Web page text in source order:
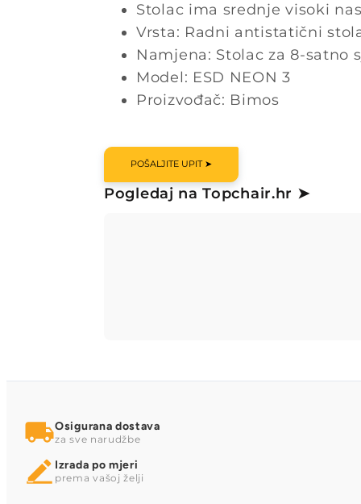
Stolac ima srednje visoki
Vrsta: Radni antistatični
Namjena: Stolac za 8-satno
Model: ESD NEON 3
Proizvođač: Bimos
POŠALJITE UPIT ➤
Pogledaj na Topchair.hr ➤
Osigurana dostava
za sve narudžbe
Izrada po mjeri
prema vašoj želji